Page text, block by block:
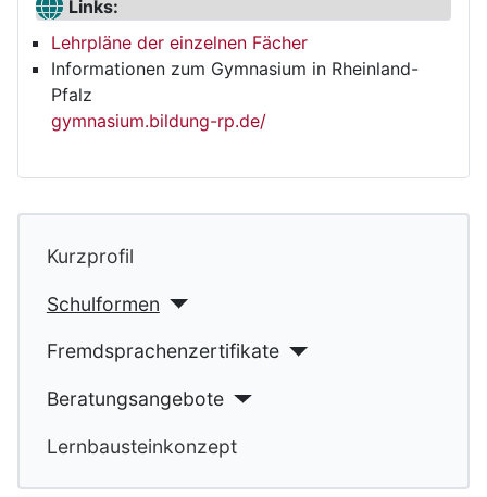
Kurzprofil
Schulformen
Fremdsprachenzertifikate
Beratungsangebote
Lernbausteinkonzept
Links:
Lehrpläne der einzelnen Fächer
Informationen zum Gymnasium in Rheinland-
Pfalz
gymnasium.bildung-rp.de/